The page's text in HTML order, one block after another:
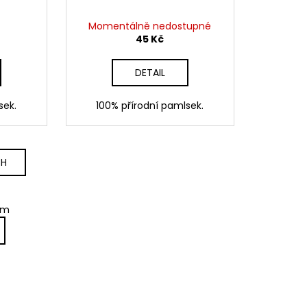
Momentálně nedostupné
45 Kč
DETAIL
100% přírodní pamlsek.